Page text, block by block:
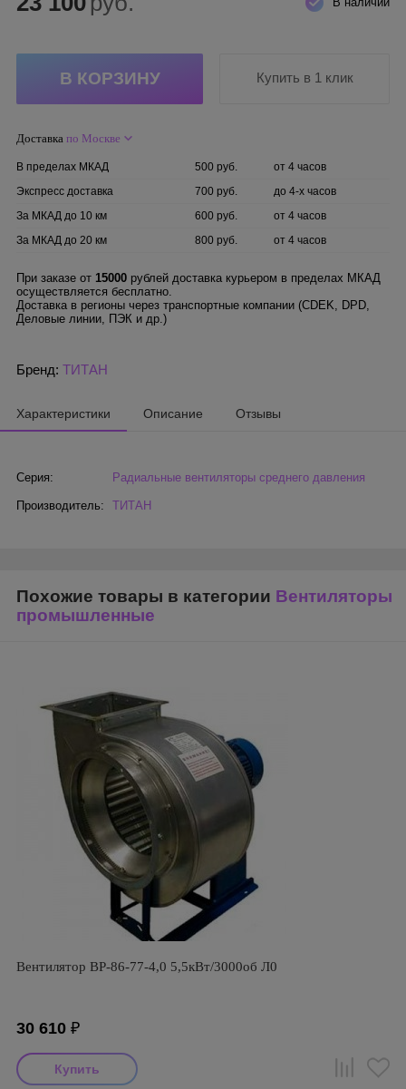
Купить в 1 клик
Доставка по Москве
В пределах МКАД 500 руб.
от 4 часов
Экспресс доставка
700 руб.
до 4-х часов
За МКАД до 10 км
600 руб.
от 4 часов
За МКАД до 20 км
800 руб. от 4 часов
При заказе от 15000 рублей доставка курьером в пределах МКАД
осуществляется бесплатно.
Доставка в регионы через транспортные компании (CDEK, DPD,
Деловые линии, ПЭК и др.)
Бренд: ТИТАН
Характеристики Описание Отзывы
Серия: Радиальные вентиляторы среднего давления
Производитель: ТИТАН
Похожие товары в категории Вентиляторы
промышленные
Вентилятор ВР-86-77-4,0 5,5кВт/3000об Л0
30 610 ₽